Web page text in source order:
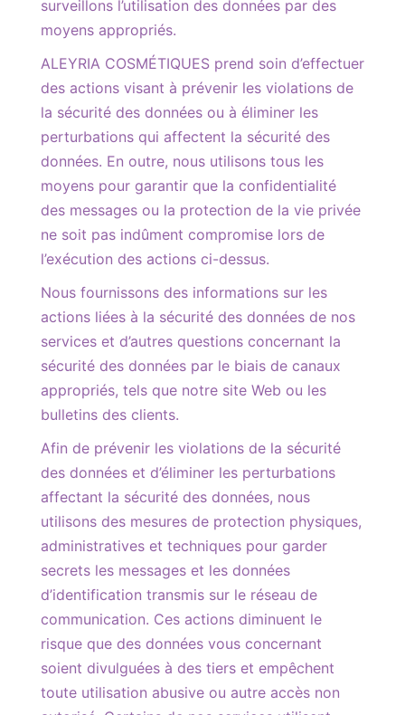
surveillons l’utilisation des données par des
moyens appropriés.
ALEYRIA COSMÉTIQUES prend soin d’effectuer
des actions visant à prévenir les violations de
la sécurité des données ou à éliminer les
perturbations qui affectent la sécurité des
données. En outre, nous utilisons tous les
moyens pour garantir que la confidentialité
des messages ou la protection de la vie privée
ne soit pas indûment compromise lors de
l’exécution des actions ci-dessus.
Nous fournissons des informations sur les
actions liées à la sécurité des données de nos
services et d’autres questions concernant la
sécurité des données par le biais de canaux
appropriés, tels que notre site Web ou les
bulletins des clients.
Afin de prévenir les violations de la sécurité
des données et d’éliminer les perturbations
affectant la sécurité des données, nous
utilisons des mesures de protection physiques,
administratives et techniques pour garder
secrets les messages et les données
d’identification transmis sur le réseau de
communication. Ces actions diminuent le
risque que des données vous concernant
soient divulguées à des tiers et empêchent
toute utilisation abusive ou autre accès non